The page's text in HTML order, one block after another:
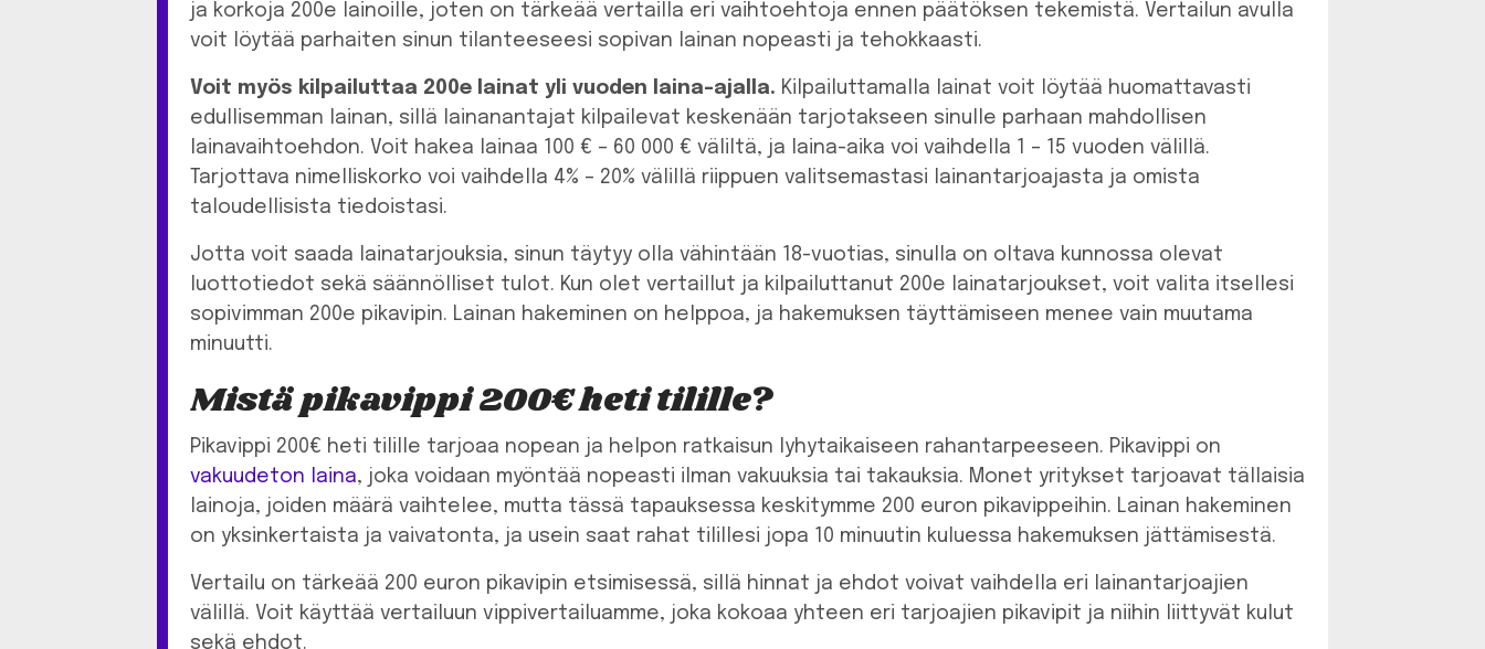
ja korkoja 200e lainoille, joten on tärkeää vertailla eri vaihtoehtoja ennen päätöksen tekemistä. Vertailun avulla
voit löytää parhaiten sinun tilanteeseesi sopivan lainan nopeasti ja tehokkaasti.
Voit myös kilpailuttaa 200e lainat yli vuoden laina-ajalla. Kilpailuttamalla lainat voit löytää huomattavasti
edullisemman lainan, sillä lainanantajat kilpailevat keskenään tarjotakseen sinulle parhaan mahdollisen
lainavaihtoehdon. Voit hakea lainaa 100 € – 60 000 € väliltä, ja laina-aika voi vaihdella 1 – 15 vuoden välillä.
Tarjottava nimelliskorko voi vaihdella 4% – 20% välillä riippuen valitsemastasi lainantarjoajasta ja omista
taloudellisista tiedoistasi.
Jotta voit saada lainatarjouksia, sinun täytyy olla vähintään 18-vuotias, sinulla on oltava kunnossa olevat
luottotiedot sekä säännölliset tulot. Kun olet vertaillut ja kilpailuttanut 200e lainatarjoukset, voit valita itsellesi
sopivimman 200e pikavipin. Lainan hakeminen on helppoa, ja hakemuksen täyttämiseen menee vain muutama
minuutti.
Mistä pikavippi 200€ heti tilille?
Pikavippi 200€ heti tilille tarjoaa nopean ja helpon ratkaisun lyhytaikaiseen rahantarpeeseen. Pikavippi on
vakuudeton laina, joka voidaan myöntää nopeasti ilman vakuuksia tai takauksia. Monet yritykset tarjoavat tällaisia
lainoja, joiden määrä vaihtelee, mutta tässä tapauksessa keskitymme 200 euron pikavippeihin. Lainan hakeminen
on yksinkertaista ja vaivatonta, ja usein saat rahat tilillesi jopa 10 minuutin kuluessa hakemuksen jättämisestä.
Vertailu on tärkeää 200 euron pikavipin etsimisessä, sillä hinnat ja ehdot voivat vaihdella eri lainantarjoajien
välillä. Voit käyttää vertailuun vippivertailuamme, joka kokoaa yhteen eri tarjoajien pikavipit ja niihin liittyvät kulut
sekä ehdot.